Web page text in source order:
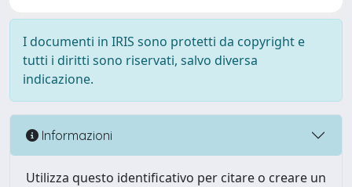
I documenti in IRIS sono protetti da copyright e
tutti i diritti sono riservati, salvo diversa
indicazione.
Informazioni
Utilizza questo identificativo per citare o creare un